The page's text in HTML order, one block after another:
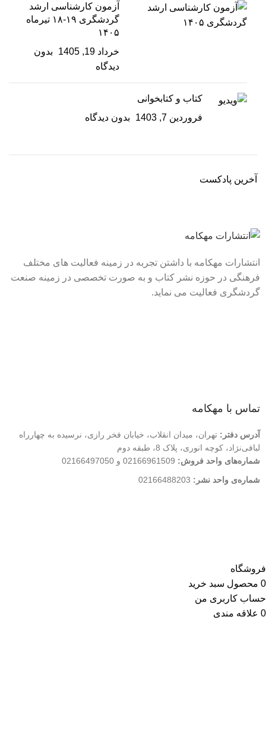
آزمون کارشناسی ارشد
گردشگری ۱۹-۱۸ تیرماه
۱۴۰۵
خرداد 19, 1405
بدون
دیدگاه
کتاب و کتابخوانی
فروردین 7, 1403
بدون دیدگاه
آخرین پادکست
انتشارات مهکامه با داشتن تجربه در زمینه فعالیت های مختلف
فرهنگی در حوزه نشر کتاب و به صورت تخصصی در زمینه صنعت
گردشگری فعالیت می نماید.
تماس با مهکامه
آدرس دفتر: تهران، میدان انقلاب، خیابان فخر رازی، نرسیده به چهارراه
لبافی‌نژاد، کوچه انوری، پلاک 8، طبقه دوم
شماره‌های واحد فروش: 02166961509 و 02166497050
شماره‌‌ی واحد نشر:
فروشگاه
0 محصول سبد خرید
حساب کاربری من
0 علاقه مندی